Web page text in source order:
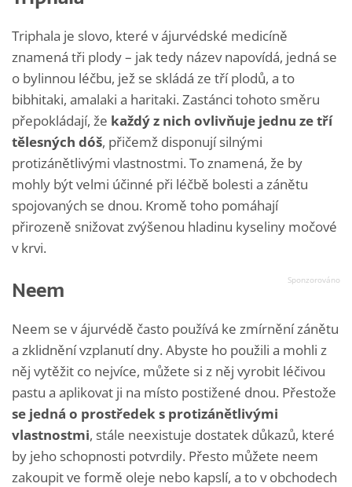
Triphala je slovo, které v ájurvédské medicíně
znamená tři plody – jak tedy název napovídá, jedná se
o bylinnou léčbu, jež se skládá ze tří plodů, a to
bibhitaki, amalaki a haritaki. Zastánci tohoto směru
přepokládají, že každý z nich ovlivňuje jednu ze tří
tělesných dóš, přičemž disponují silnými
protizánětlivými vlastnostmi. To znamená, že by
mohly být velmi účinné při léčbě bolesti a zánětu
spojovaných se dnou. Kromě toho pomáhají
přirozeně snižovat zvýšenou hladinu kyseliny močové
v krvi.
Neem
Neem se v ájurvédě často používá ke zmírnění zánětu
a zklidnění vzplanutí dny. Abyste ho použili a mohli z
něj vytěžit co nejvíce, můžete si z něj vyrobit léčivou
pastu a aplikovat ji na místo postižené dnou. Přestože
se jedná o prostředek s protizánětlivými
vlastnostmi, stále neexistuje dostatek důkazů, které
by jeho schopnosti potvrdily. Přesto můžete neem
zakoupit ve formě oleje nebo kapslí, a to v obchodech